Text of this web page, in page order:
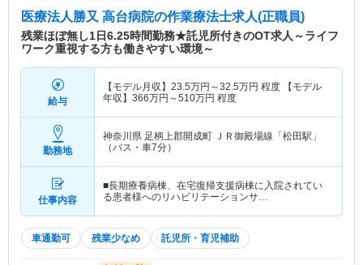
医療法人勝又 高台病院の作業療法士求人(正職員)
残業ほぼ無し1日6.25時間勤務★託児所付きのOT求人～ライフ
ワーク重視する方も働きやすい環境～
給与
【モデル月収】 23.5万円～32.5万円 程度 【モデル
年収】 366万円～510万円 程度
勤務地
神奈川県 足柄上郡開成町 ＪＲ御殿場線「松田駅」
（バス・車7分）
仕事内容
■長期療養病棟、在宅復帰支援病棟に入院されてい
る患者様へのリハビリテーションサ…
車通勤可 残業少なめ 託児所・育児補助